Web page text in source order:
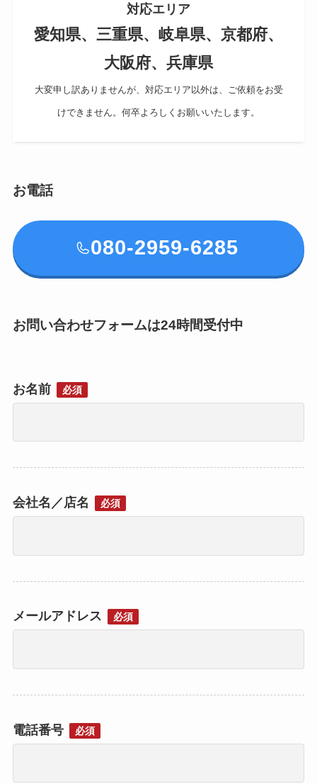
対応エリア
愛知県、三重県、岐阜県、京都府、
大阪府、兵庫県
大変申し訳ありませんが、対応エリア以外は、ご依頼をお受
けできません。何卒よろしくお願いいたします。
お電話
080-2959-6285
お問い合わせフォームは24時間受付中
お名前 必須
会社名／店名 必須
メールアドレス 必須
電話番号 必須